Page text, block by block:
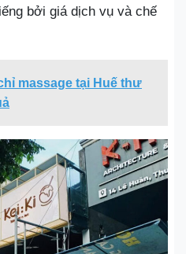
bởi giá dịch vụ và chế
massage tại Huế thư